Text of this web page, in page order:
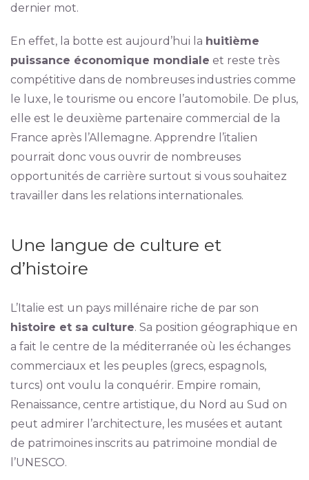
dernier mot.
En effet, la botte est aujourd’hui la huitième
puissance économique mondiale et reste très
compétitive dans de nombreuses industries comme
le luxe, le tourisme ou encore l’automobile. De plus,
elle est le deuxième partenaire commercial de la
France après l’Allemagne. Apprendre l’italien
pourrait donc vous ouvrir de nombreuses
opportunités de carrière surtout si vous souhaitez
travailler dans les relations internationales.
Une langue de culture et
d’histoire
L’Italie est un pays millénaire riche de par son
histoire et sa culture. Sa position géographique en
a fait le centre de la méditerranée où les échanges
commerciaux et les peuples (grecs, espagnols,
turcs) ont voulu la conquérir. Empire romain,
Renaissance, centre artistique, du Nord au Sud on
peut admirer l’architecture, les musées et autant
de patrimoines inscrits au patrimoine mondial de
l’UNESCO.